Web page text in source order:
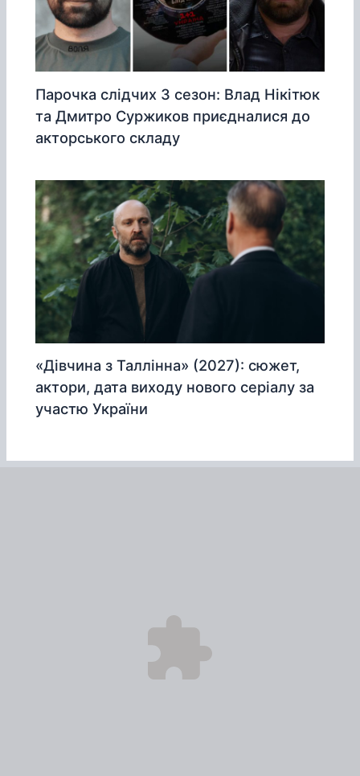
Парочка слідчих 3 сезон: Влад Нікітюк
та Дмитро Суржиков приєдналися до
акторського складу
«Дівчина з Таллінна» (2027): сюжет,
актори, дата виходу нового серіалу за
участю України